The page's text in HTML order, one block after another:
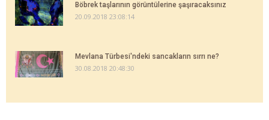
Böbrek taşlarının görüntülerine şaşıracaksınız
20.09.2018 23:08:14
Mevlana Türbesi'ndeki sancakların sırrı ne?
30.08.2018 20:48:30